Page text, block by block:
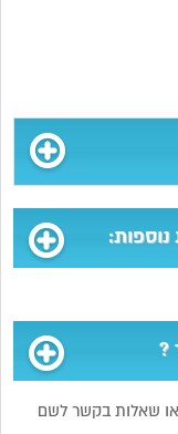
?
שאלות בקשר לשם